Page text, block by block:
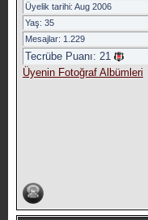
Üyelik tarihi: Aug 2006
Yaş: 35
Mesajlar: 1.229
Tecrübe Puanı: 21
Üyenin Fotoğraf Albümleri